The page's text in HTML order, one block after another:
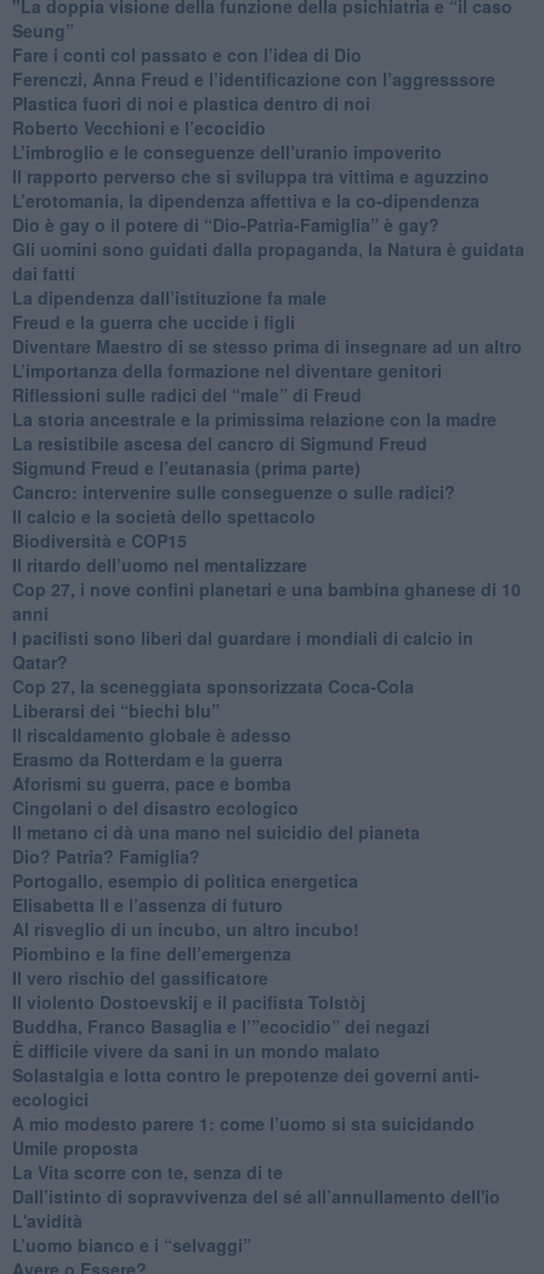
"​La doppia visione della funzione della psichiatria e “il caso
Seung”
​Fare i conti col passato e con l’idea di Dio
​Ferenczi, Anna Freud e l’identificazione con l’aggresssore
Plastica fuori di noi e plastica dentro di noi
​Roberto Vecchioni e l’ecocidio
​L’imbroglio e le conseguenze dell’uranio impoverito
​Il rapporto perverso che si sviluppa tra vittima e aguzzino
L’erotomania, la dipendenza affettiva e la co-dipendenza
​Dio è gay o il potere di “Dio-Patria-Famiglia” è gay?
​Gli uomini sono guidati dalla propaganda, la Natura è guidata
dai fatti
La dipendenza dall’istituzione fa male
​Freud e la guerra che uccide i figli
​Diventare Maestro di se stesso prima di insegnare ad un altro
L’importanza della formazione nel diventare genitori
Riflessioni sulle radici del “male” di Freud
​La storia ancestrale e la primissima relazione con la madre
​La resistibile ascesa del cancro di Sigmund Freud
Sigmund Freud e l’eutanasia (prima parte)
Cancro: intervenire sulle conseguenze o sulle radici?
​Il calcio e la società dello spettacolo
Biodiversità e COP15
​Il ritardo dell’uomo nel mentalizzare
​Cop 27, i nove confini planetari e una bambina ghanese di 10
anni
​I pacifisti sono liberi dal guardare i mondiali di calcio in
Qatar?
​Cop 27, la sceneggiata sponsorizzata Coca-Cola
​Liberarsi dei “biechi blu”
Il riscaldamento globale è adesso
​Erasmo da Rotterdam e la guerra
​Aforismi su guerra, pace e bomba
Cingolani o del disastro ecologico
​Il metano ci dà una mano nel suicidio del pianeta
​Dio? Patria? Famiglia?
Portogallo, esempio di politica energetica
​Elisabetta II e l’assenza di futuro
Al risveglio di un incubo, un altro incubo!
​Piombino e la fine dell’emergenza
​Il vero rischio del gassificatore
​Il violento Dostoevskij e il pacifista Tolstòj
​Buddha, Franco Basaglia e l’”ecocidio” dei negazi
​È difficile vivere da sani in un mondo malato
Solastalgia e lotta contro le prepotenze dei governi anti-
ecologici
​A mio modesto parere 1: come l’uomo si sta suicidando
​Umile proposta
​La Vita scorre con te, senza di te
​Dall’istinto di sopravvivenza del sé all’annullamento dell'io
L'avidità
​L’uomo bianco e i “selvaggi”
​Avere o Essere?